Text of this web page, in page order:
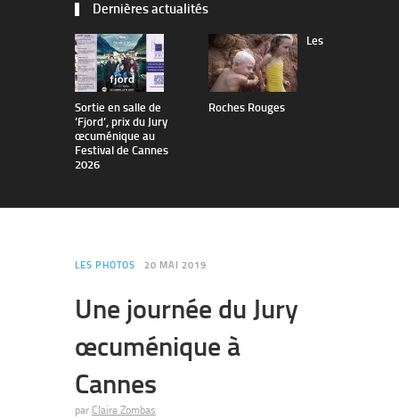
Dernières actualités
Sortie en salle de
’Fjord’, prix du Jury
œcuménique au
Festival de Cannes
2026
Les
Roches Rouges
LES PHOTOS 20 MAI 2019
Une journée du Jury
œcuménique à
Cannes
par Claire Zombas